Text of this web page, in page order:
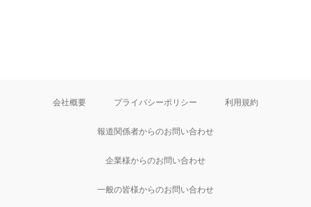
会社概要 プライバシーポリシー 利用規約
報道関係者からのお問い合わせ
企業様からのお問い合わせ
一般の皆様からのお問い合わせ